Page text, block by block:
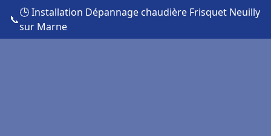
📞
🕒 Installation Dépannage chaudière Frisquet Neuilly
sur Marne